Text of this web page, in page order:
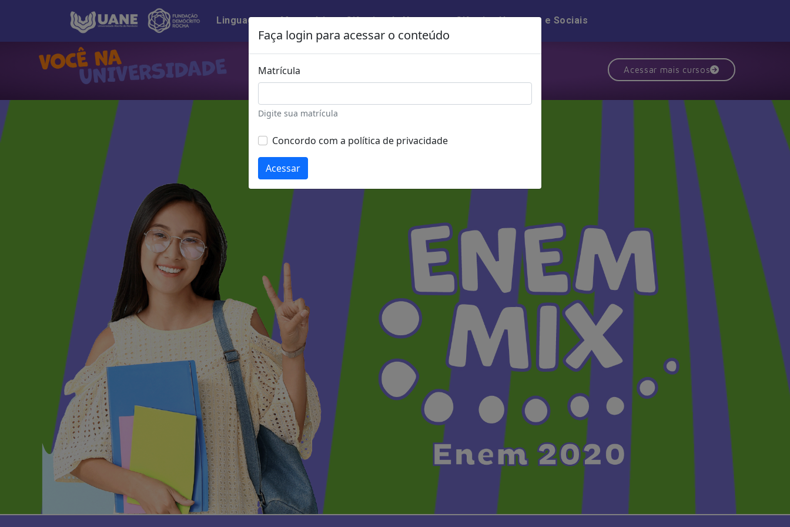
Linguagens Matemática Ciências da Natureza Ciências Humanas e Sociais
Acessar mais cursos
Faça login para acessar o conteúdo
Matrícula
Digite sua matrícula
Concordo com a política de privacidade
Acessar